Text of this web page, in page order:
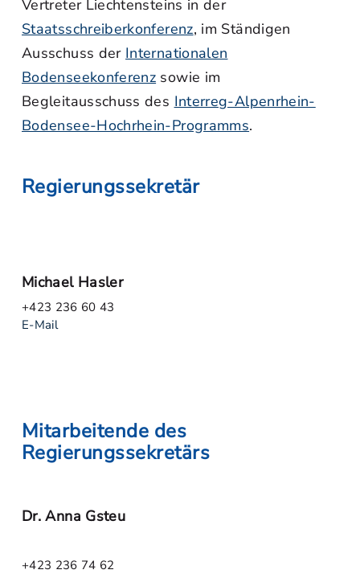
Vertreter Liechtensteins in der
Staatsschreiberkonferenz, im Ständigen
Ausschuss der Internationalen
Bodenseekonferenz sowie im
Begleitausschuss des Interreg-Alpenrhein-
Bodensee-Hochrhein-Programms.
Regierungssekretär
Michael Hasler
+423 236 60 43
E-Mail
Mitarbeitende des
Regierungssekretärs
Dr. Anna Gsteu
+423 236 74 62